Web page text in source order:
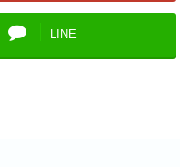
LINE